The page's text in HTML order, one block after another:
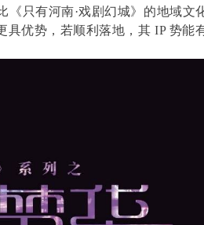
《只有河南·戏剧幻城》的地域文
具优势，若顺利落地，其 IP 势能